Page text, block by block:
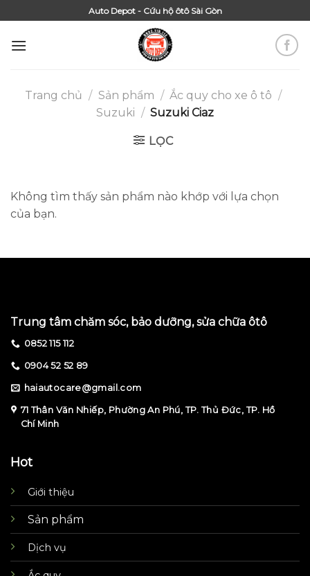
to
content
Auto Depot - Cứu hộ ôtô Sài Gòn
Trang chủ / Sản phẩm / Ắc quy cho xe ô tô /
Suzuki / Suzuki Ciaz
LỌC
Không tìm thấy sản phẩm nào khớp với lựa chọn
của bạn.
Trung tâm chăm sóc, bảo dưỡng, sửa chữa ôtô
0852 115 112
0904 52 52 89
haiautocare@gmail.com
71 Thân Văn Nhiếp, Phường An Phú, TP. Thủ Đức, TP. Hồ
Chí Minh
Hot
Giới thiệu
Sản phẩm
Dịch vụ